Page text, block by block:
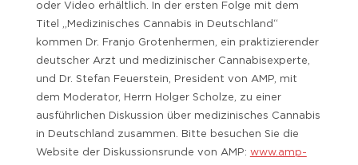
oder Video erhältlich. In der ersten Folge mit dem
Titel „Medizinisches Cannabis in Deutschland“
kommen Dr. Franjo Grotenhermen, ein praktizierender
deutscher Arzt und medizinischer Cannabisexperte,
und Dr. Stefan Feuerstein, President von AMP, mit
dem Moderator, Herrn Holger Scholze, zu einer
ausführlichen Diskussion über medizinisches Cannabis
in Deutschland zusammen. Bitte besuchen Sie die
Website der Diskussionsrunde von AMP: www.amp-